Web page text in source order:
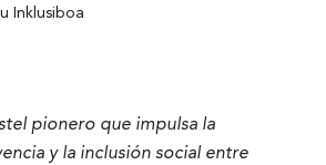
Inklusiboa
pionero que impulsa la
y la inclusión social entre